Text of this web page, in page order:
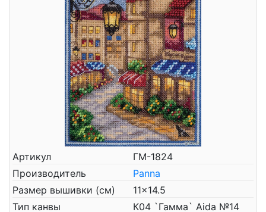
Артикул
ГМ-1824
Производитель
Panna
Размер вышивки (см)
11x14.5
Тип канвы
К04 `Гамма` Aida №14